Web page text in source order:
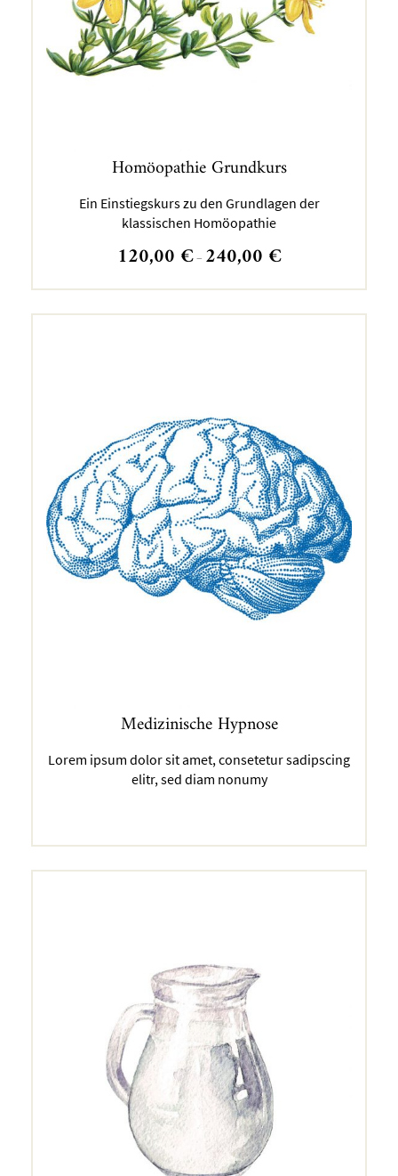
Homöopathie Grundkurs
Ein Einstiegskurs zu den Grundlagen der
klassischen Homöopathie
120,00 €– 240,00 €
Medizinische Hypnose
Lorem ipsum dolor sit amet, consetetur sadipscing
elitr, sed diam nonumy